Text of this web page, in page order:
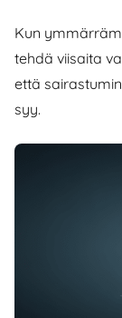
Kun
tehdä viisaita
että
syy.